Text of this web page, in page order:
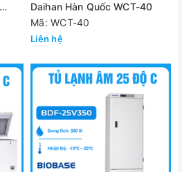
Daihan Hàn Quốc WCT-40
Mã: WCT-40
Liên hệ